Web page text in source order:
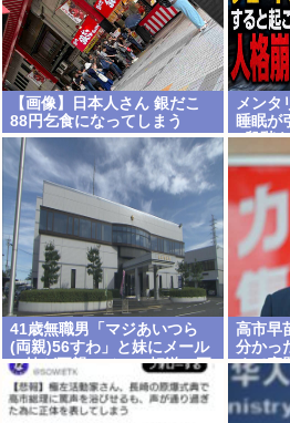
【画像】日本人さん 銀だこ
88円乞食になってしまう
メンタ
睡眠が
5段階
のは眠
白」
41歳無職男「マジあいつら
(両親)56すわ」と妹にメール
→妹が両親にメール転送→両
親が警察に相談→無職おじ逮
捕
高市早
分かっ
くて宿
言う奴
とない